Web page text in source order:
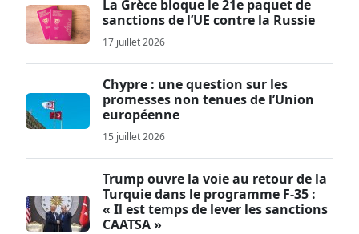
La Grèce bloque le 21e paquet de
sanctions de l’UE contre la Russie
17 juillet 2026
Chypre : une question sur les
promesses non tenues de l’Union
européenne
15 juillet 2026
Trump ouvre la voie au retour de la
Turquie dans le programme F-35 :
« Il est temps de lever les sanctions
CAATSA »